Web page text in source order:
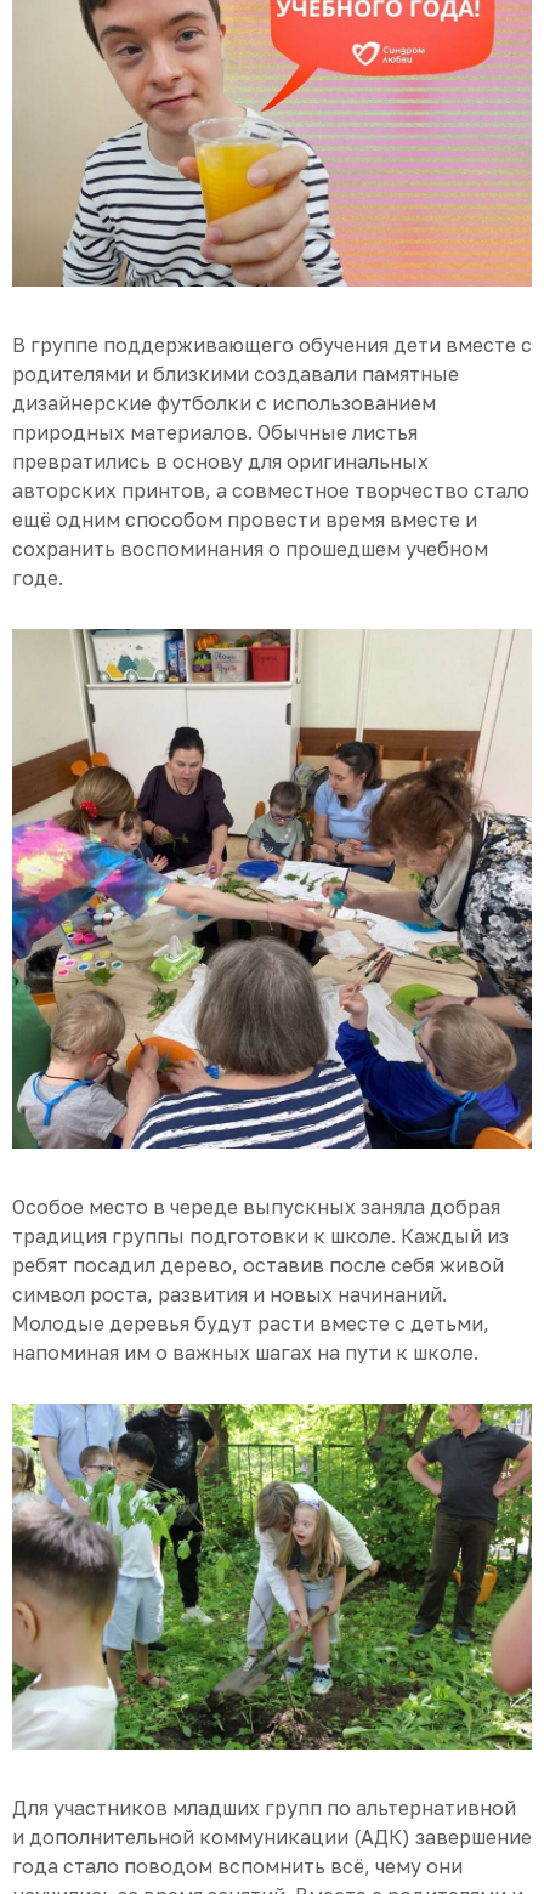
В группе поддерживающего обучения дети вместе с
родителями и близкими создавали памятные
дизайнерские футболки с использованием
природных материалов. Обычные листья
превратились в основу для оригинальных
авторских принтов, а совместное творчество стало
ещё одним способом провести время вместе и
сохранить воспоминания о прошедшем учебном
годе.
Особое место в череде выпускных заняла добрая
традиция группы подготовки к школе. Каждый из
ребят посадил дерево, оставив после себя живой
символ роста, развития и новых начинаний.
Молодые деревья будут расти вместе с детьми,
напоминая им о важных шагах на пути к школе.
Для участников младших групп по альтернативной
и дополнительной коммуникации (АДК) завершение
года стало поводом вспомнить всё, чему они